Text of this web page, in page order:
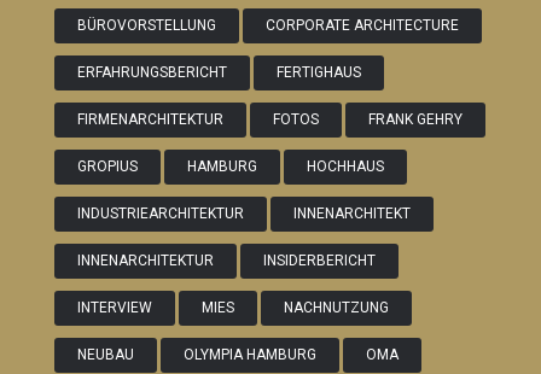
BÜROVORSTELLUNG CORPORATE ARCHITECTURE
ERFAHRUNGSBERICHT FERTIGHAUS
FIRMENARCHITEKTUR FOTOS FRANK GEHRY
GROPIUS HAMBURG HOCHHAUS
INDUSTRIEARCHITEKTUR INNENARCHITEKT
INNENARCHITEKTUR INSIDERBERICHT
INTERVIEW MIES NACHNUTZUNG
NEUBAU OLYMPIA HAMBURG OMA